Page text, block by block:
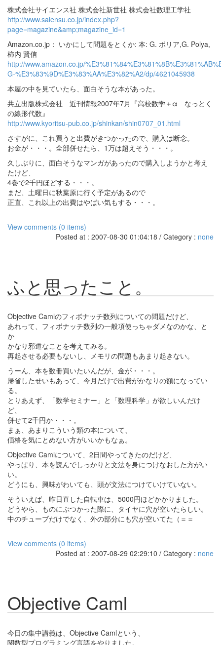
株式会社サイエンス社 株式会社新世社 株式会社数理工学社
http://www.saiensu.co.jp/index.php?
page=magazine&amp;magazine_id=1
Amazon.co.jp： いかにして問題をとくか: 本: G. ポリア,G. Polya,
柿内 賢信
http://www.amazon.co.jp/
G-%E3%83%9D%E3%83%AA%E3%82%A2/dp/4621045938
本屋の中を見ていたら、面白そうな本があった。
共立出版株式会社 近刊情報2007年7月『高校数学＋α なっとく
の線形代数』
http://www.kyoritsu-pub.co.jp/shinkan/shin0707_01.html
さすがに、これ買うと出費がきつかったので、購入は断念。
お金が・・・。全部併せたら、1万は超えそう・・・。
久しぶりに、面白そうなマンガがあったので購入しようかと考え
たけど、
4巻で2千円ほどする・・・。
まだ、土曜日に秋葉原に行く予定があるので
正直、これ以上の出費はやばい気もする・・・。
View comments (0 items)
Posted at : 2007-08-30 01:04:18 / Category : none
ふと思ったこと。
Objective Camlのフィボナッチ数列についての問題だけど、
あれって、フィボナッチ数列の一般項使っちゃダメなのかな、と
か
かなり邪道なことを考えてみる。
再起させる必要もないし、メモリの問題もあまり起きない。
うーん、本を数冊買いたいんだが、金が・・・。
帰省したせいもあって、今月だけで出費がかなりの額になってい
る。
とりあえず、「数学セミナー」と「数理科学」が欲しいんだけ
ど、
併せて2千円か・・・。
まぁ、あまりこういう類の本について、
価格を気にとめない方がいいかもなぁ。
Objective Camlについて、2日間やってきたのだけど、
やっぱり、本を読んでしっかりと文法を身につけなおした方がい
い。
どうにも、興味がわいても、頭が文法につけていけていない。
そういえば、昨日直した自転車は、5000円ほどかかりました。
どうやら、ものにぶつかった際に、タイヤに穴が空いたらしい。
中のチューブだけでなく、外の部分にも穴が空いてた（＝＝
View comments (0 items)
Posted at : 2007-08-29 02:29:10 / Category : none
Objective Caml
今日の集中講義は、Objective Camlという、
関数型プログラミング言語をやりました。